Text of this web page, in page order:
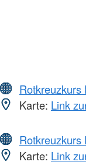
Rotkreuzkurs
Karte: Link
Rotkreuzkurs
Karte: Link